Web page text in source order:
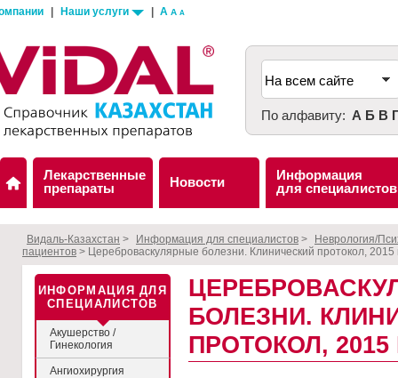
Наши услуги A A A
По алфавиту: А Б В
Лекарственные
препараты
Новости
Информация
для специалистов
Видаль-Казахстан > Информация для специалистов >
Неврология/
пациентов > Цереброваскулярные болезни. Клинический протокол, 2015
ИНФОРМАЦИЯ ДЛЯ
СПЕЦИАЛИСТОВ
Акушерство /
Гинекология
Ангиохирургия
БОЛЕЗНИ.
ПРОТОКОЛ, 2015